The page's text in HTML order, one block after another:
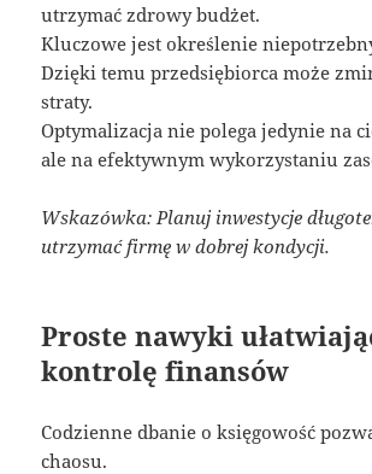
utrzymać zdrowy budżet.
Kluczowe jest określenie
Dzięki temu przedsiębiorca może
straty.
Optymalizacja nie polega jedynie na
ale na efektywnym wykorzystaniu
Wskazówka: Planuj inwestycje
utrzymać firmę w dobrej kondycji.
Proste nawyki
kontrolę finansów
Codzienne dbanie o księgowość
chaosu.